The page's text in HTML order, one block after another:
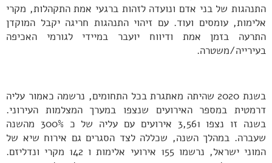
התנהגות של בני אדם ונועדה לזהות ברגעי אמת התקהלות, מקרי
אלימות, עומסים ועוד. עם זיהוי התנהגות חריגה יקבל המוקדן
התרעה בזמן אמת ודיווח יועבר במיידי לגורמי האכיפה
בעירייה/משטרה.
בשנת 2020 שהיתה מאתגרת בכל התחומים, נרשמה כאמור עליה
דרמטית במספר האירועים שנצפו במערך המצלמות העירוני.
בשנה זו נצפו 3,561 אירועים עם עליה של כ 300% מהשנה
שעברה. במהלך השנה, שכללה לצד הסגרים גם אירוח שיא של
המוני ישראל, נרשמו 155 אירועי אלימות ו 142 מקרי ונדליזם.